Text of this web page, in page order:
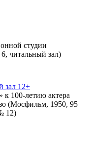
студии
читальный зал)
зал 12+
100-летию актера
(Мосфильм, 1950, 95
12)